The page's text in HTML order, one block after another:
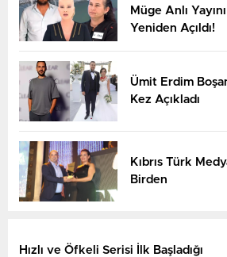
Müge Anlı
Yeniden Açıldı!
Ümit Erdim
Kez Açıkladı
Kıbrıs Türk
Birden
Hızlı ve Öfkeli Serisi İlk Başladığı